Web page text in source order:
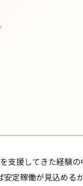
支援してきた経験
安定稼働が見込める